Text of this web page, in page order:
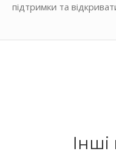
підтримки та
Інші